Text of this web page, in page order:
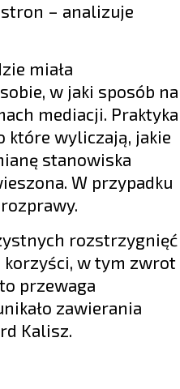
– analizuje
miała
w jaki sposób na
mediacji. Praktyka
które wyliczają, jakie
stanowiska
W przypadku
rozstrzygnięć
korzyści, w tym zwrot
przewaga
zawierania
Kalisz.